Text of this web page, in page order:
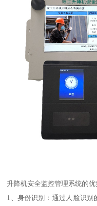
升降机安全监控管理系统的优
1、身份识别：通过人脸识